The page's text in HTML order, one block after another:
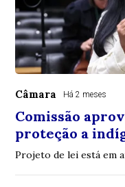
Câmara Há 2 meses
Comissão
proteção a
Projeto de lei está em